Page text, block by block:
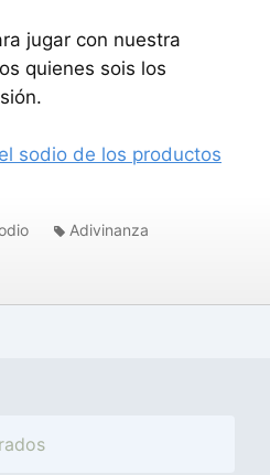
jugar con nuestra
quienes sois los
sodio de los productos
Adivinanza